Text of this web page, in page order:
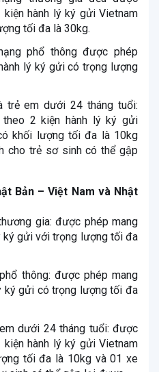
kiện hành lý ký gửi Vietnam
tối đa là 30kg.
phổ thông được phép
lý ký gửi có trọng lượng
trẻ em dưới 24 tháng tuổi:
2 kiện hành lý ký gửi
khối lượng tối đa là 10kg
cho trẻ sơ sinh có thể gập
Bản – Việt Nam và Nhật
gia: được phép mang
ký gửi với trọng lượng tối đa
thông: được phép mang
ký gửi có trọng lượng tối đa
dưới 24 tháng tuổi: được
kiện hành lý ký gửi Vietnam
tối đa là 10kg và 01 xe